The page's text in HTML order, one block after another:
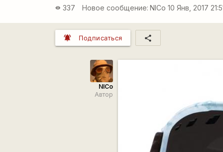
visibility 337 Новое сообщение: NICo 10 Янв, 2017
notifications_active Подписаться share
NICo
Автор